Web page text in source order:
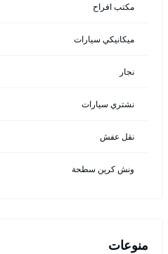
مكتب افراح
ميكانيكي سيارات
نجار
نشتري سيارات
نقل عفش
ونش كرين سطحة
منوعات